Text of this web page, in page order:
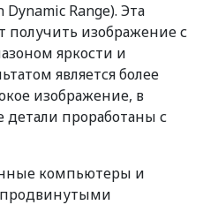
Range). Эта
получить изображение с
яркости и
является более
изображение, в
проработаны с
компьютеры и